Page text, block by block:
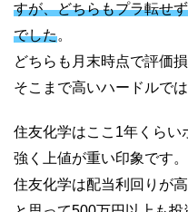
すが、どちらもプラ転せ
でした。
どちらも月末時点で評価
そこまで高いハードルで
住友化学はここ1年くらい
強く上値が重い印象です。
住友化学は配当利回りが